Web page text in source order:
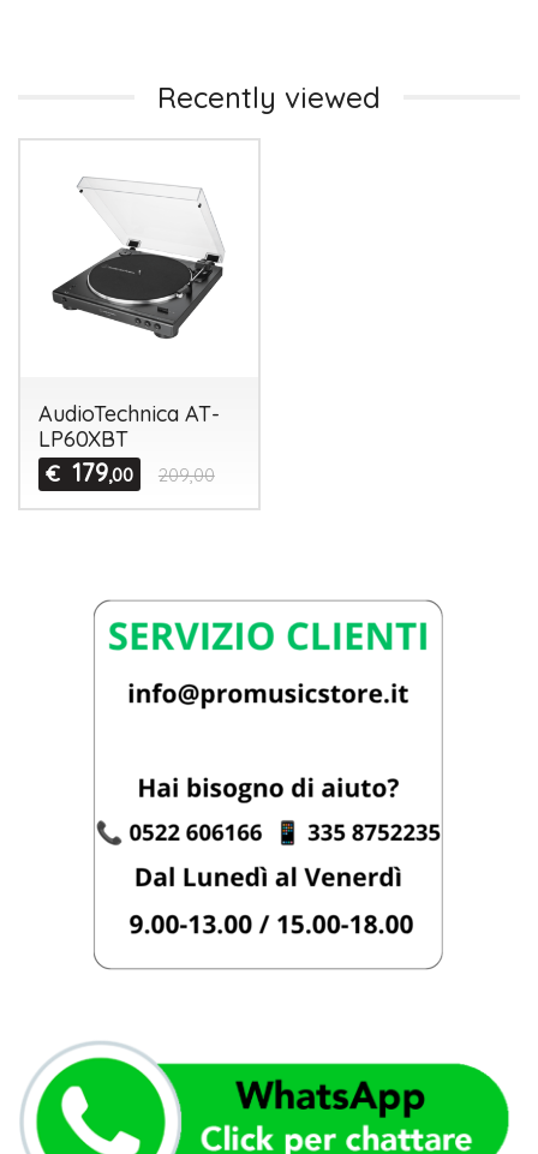
Recently viewed
AudioTechnica AT-
LP60XBT
€ 179,00 209,00